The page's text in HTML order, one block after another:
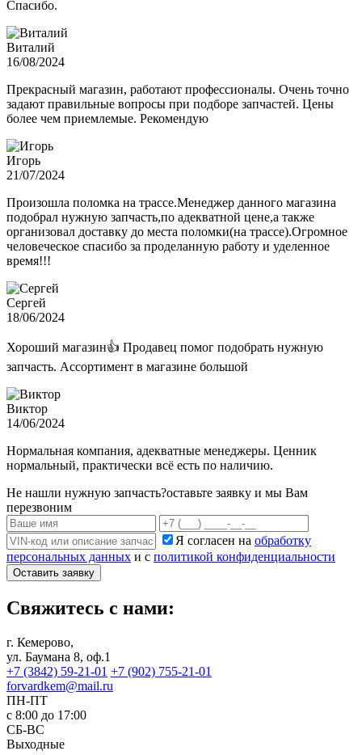
Спасибо.
Виталий
16/08/2024
Прекрасный магазин, работают профессионалы. Очень точно
задают правильные вопросы при подборе запчастей. Цены
более чем приемлемые. Рекомендую
Игорь
21/07/2024
Произошла поломка на трассе.Менеджер данного магазина
подобрал нужную запчасть,по адекватной цене,а также
организовал доставку до места поломки(на трассе).Огромное
человеческое спасибо за проделанную работу и уделенное
время!!!
Сергей
18/06/2024
Хороший магазин👍 Продавец помог подобрать нужную
запчасть. Ассортимент в магазине большой
Виктор
14/06/2024
Нормальная компания, адекватные менеджеры. Ценник
нормальный, практически всё есть по наличию.
Не нашли нужную запчасть?оставьте заявку и мы Вам
перезвоним
Я согласен на обработку
персональных данных и с политикой конфиденциальности
Оставить заявку
Свяжитесь с нами:
г. Кемерово,
ул. Баумана 8, оф.1
+7 (3842) 59-21-01 +7 (902) 755-21-01
forvardkem@mail.ru
ПН-ПТ
с 8:00 до 17:00
СБ-ВС
Выходные